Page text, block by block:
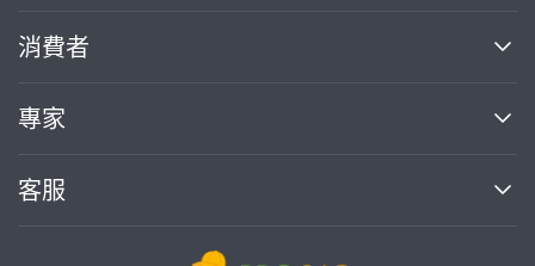
關於我們
部落格
加入我們
消費者
買服務
熱門服務
專家
案件中心
客服